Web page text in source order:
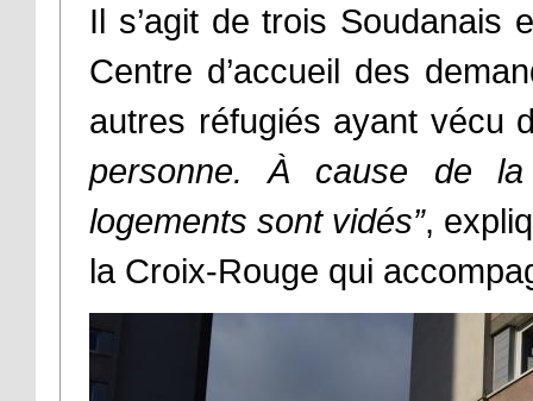
Il s’agit de trois Soudanais
Centre d’accueil des
autres réfugiés ayant vécu
personne. À cause de
logements sont vidés”,
la Croix-Rouge qui